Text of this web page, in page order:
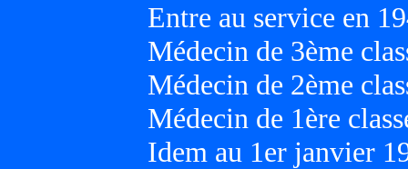
Entre au service en
Médecin de 3ème
Médecin de 2ème
Médecin de 1ère
Idem au 1er janvier